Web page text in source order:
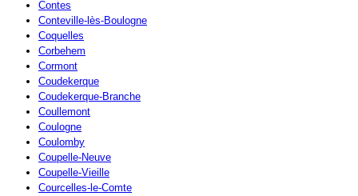
Contes
Conteville-lès-Boulogne
Coquelles
Corbehem
Cormont
Coudekerque
Coudekerque-Branche
Coullemont
Coulogne
Coulomby
Coupelle-Neuve
Coupelle-Vieille
Courcelles-le-Comte